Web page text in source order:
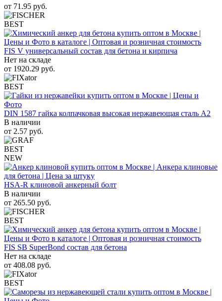
от 71.95 руб.
BEST
FIS V универсальный состав для бетона и кирпича
Нет на складе
от 1920.29 руб.
BEST
DIN 1587 гайка колпачковая высокая нержавеющая сталь А2
В наличии
от 2.57 руб.
BEST
NEW
HSA-R клиновой анкерный болт
В наличии
от 265.50 руб.
BEST
FIS SB SuperBond состав для бетона
Нет на складе
от 408.08 руб.
BEST